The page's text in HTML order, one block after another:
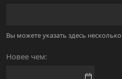
Вы можете указать здесь
Новее чем